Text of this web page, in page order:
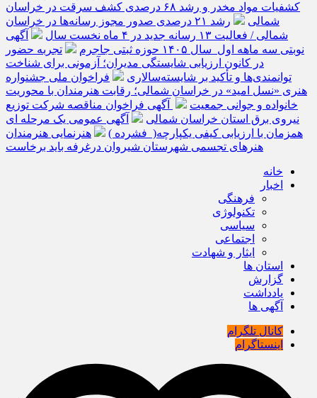
کشفیات مواد مخدر و رشد ۶۸ درصدی کشف سرقت در خراسان
شمالی
رشد ۲۱ درصدی صدور مجوز رسانه‌ها در خراسان
شمالی / فعالیت ۱۳ رسانه جدید در ۴ ماه نخست سال
آگهی
نوبتی سه ماهه اول سال ۱۴۰۵ حوزه ثبتی جاجرم
تجربه حضور
در کانون ارزیابی شایستگی مدیران؛ آزمونی برای شناخت
توانمندی‌ها و تأکید بر شایسته‌سالاری
فراخوان ملی جشنواره
هنری «نسل امید» در خراسان شمالی؛ رقابت هنرمندان با محوریت
خانواده و جوانی جمعیت
آگهی فراخوان مناقصه شرکت توزیع
نیروی برق استان خراسان شمالی
آگهی عمومی یک مرحله ای
همزمان با ارزیابی کیفی یکپارچه( فشرده )
هنرنمایی هنرمندان
هنرهای تجسمی شهرستان شیروان درغرفه باید برخاست
خانه
اخبار
فرهنگی
تکنولوژی
سیاسی
اجتماعی
ایثار و شهادت
استان ها
گزارش
یادداشت
آگهی ها
کانال تلگرام
اینستاگرام